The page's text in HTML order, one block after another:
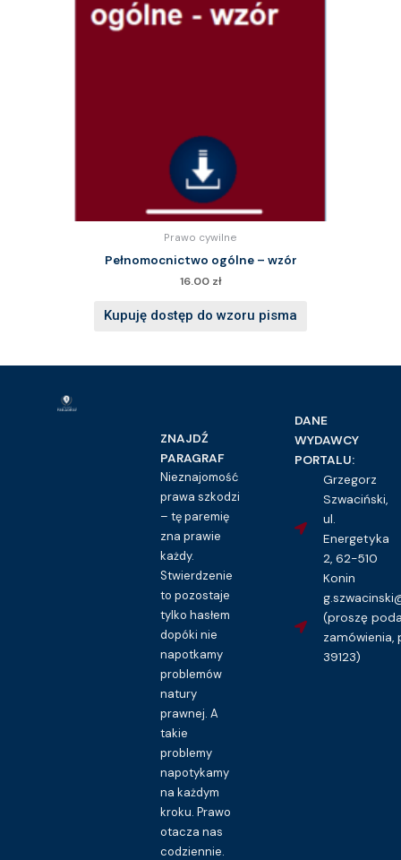
Prawo cywilne
Pełnomocnictwo ogólne – wzór
16.00 zł
Kupuję dostęp do wzoru pisma
ZNAJDŹ
PARAGRAF
Nieznajomość
prawa szkodzi
– tę paremię
zna prawie
każdy.
Stwierdzenie
to pozostaje
tylko hasłem
dopóki nie
napotkamy
problemów
natury
prawnej. A
takie
problemy
napotykamy
na każdym
kroku. Prawo
otacza nas
codziennie.
DANE
WYDAWCY
PORTALU:
Grzegorz
Szwaciński,
ul.
Energetyka
2, 62-510
Konin
(proszę
zamówienia,
39123)